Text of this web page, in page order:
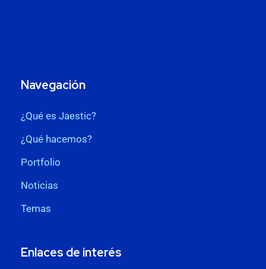
Navegación
¿Qué es Jaestic?
¿Qué hacemos?
Portfolio
Noticias
Temas
Enlaces de interés